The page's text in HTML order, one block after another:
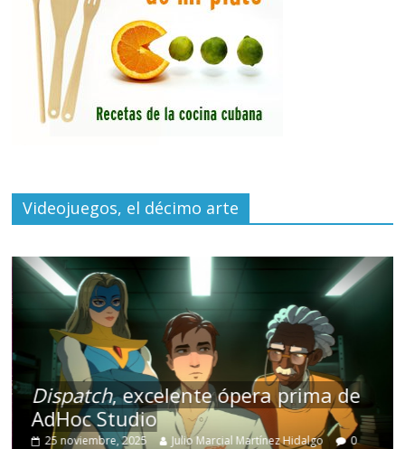
Videojuegos, el décimo arte
Dispatch, excelente ópera prima de
AdHoc Studio
25 noviembre, 2025 Julio Marcial Martínez Hidalgo 0